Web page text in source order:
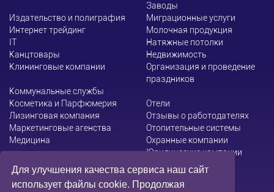
Для улучшения качества сервиса наш сайт
использует файлы cookie. Продолжая
Заводы
Издательство и полиграфия
Интернет трейдинг
ІТ
Канцтовары
Клининговые компании
Коммунальные службы
Косметика и Парфюмерия
Лизинговая компания
Маркетинговые агенства
Медицина
Миграционные услуги
Молочная продукция
Натяжные потолки
Недвижимость
Организация и проведение
праздников
Отели
Отзывы о работодателях
Отопительные системы
Охранные компании
Юридические компании